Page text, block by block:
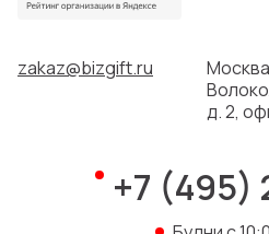
zakaz@bizgift.ru
д. 2,
+7 (495)